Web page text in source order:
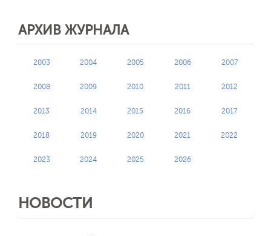
АРХИВ ЖУРНАЛА
2003 2004 2005 2006 2007
2008 2009 2010 2011 2012
2013 2014 2015 2016 2017
2018 2019 2020 2021 2022
2023 2024 2025 2026
НОВОСТИ